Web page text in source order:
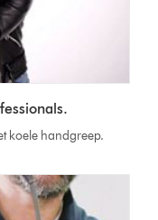
koele handgreep.